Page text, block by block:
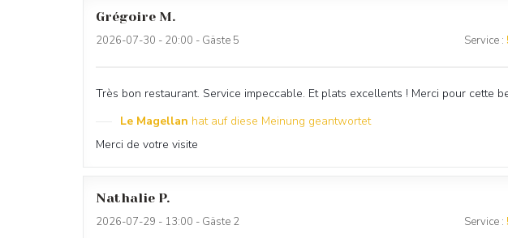
Grégoire M
2026-07-30 - 20:00 - Gäste 5 Service :
Très bon restaurant. Service impeccable. Et plats excellents ! Merci pour cette
Le Magellan hat auf diese Meinung geantwortet
Merci de votre visite
Nathalie P
2026-07-29 - 13:00 - Gäste 2 Service :